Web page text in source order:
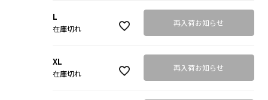
L
在庫切れ
再入荷お知らせ
XL
在庫切れ
再入荷お知らせ